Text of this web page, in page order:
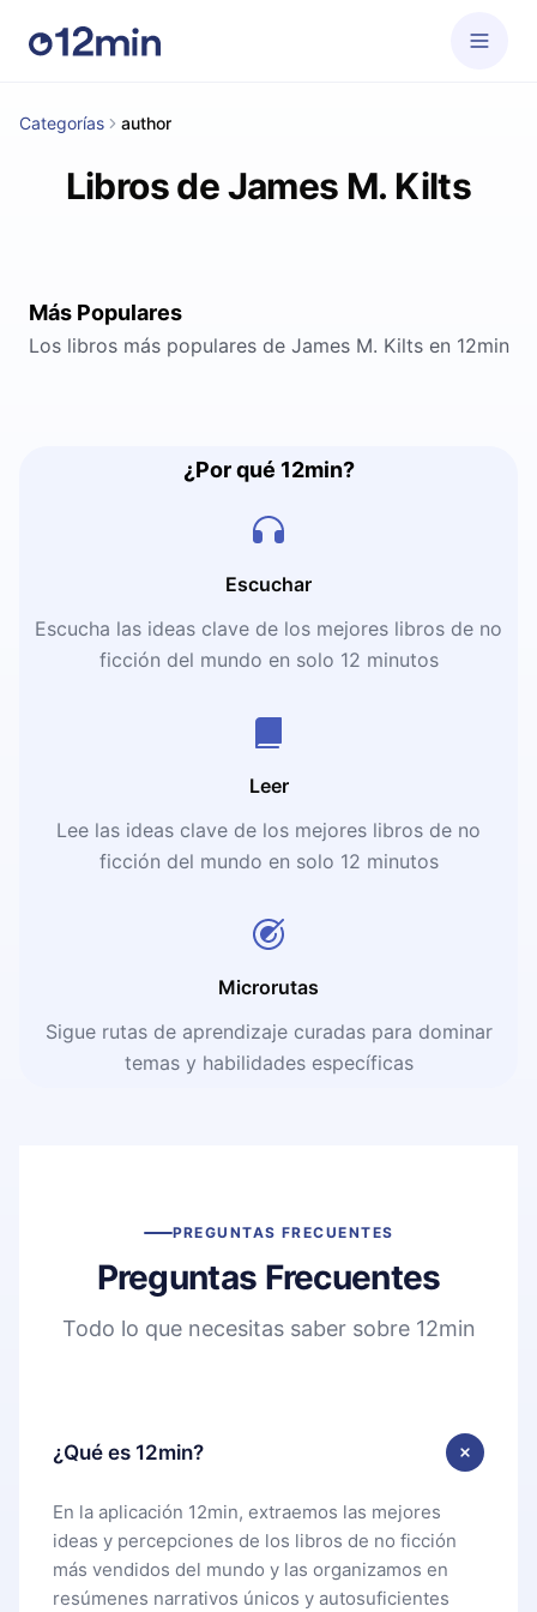
Categorías author
Libros de James M. Kilts
Más Populares
Los libros más populares de James M. Kilts en 12min
¿Por qué 12min?
Escuchar
Escucha las ideas clave de los mejores libros de no
ficción del mundo en solo 12 minutos
Leer
Lee las ideas clave de los mejores libros de no
ficción del mundo en solo 12 minutos
Microrutas
Sigue rutas de aprendizaje curadas para dominar
temas y habilidades específicas
PREGUNTAS FRECUENTES
Preguntas Frecuentes
Todo lo que necesitas saber sobre 12min
¿Qué es 12min?
En la aplicación 12min, extraemos las mejores
ideas y percepciones de los libros de no ficción
más vendidos del mundo y las organizamos en
resúmenes narrativos únicos y autosuficientes